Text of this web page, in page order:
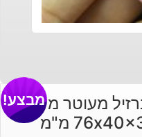
מעוטר משקל:
מבצע!